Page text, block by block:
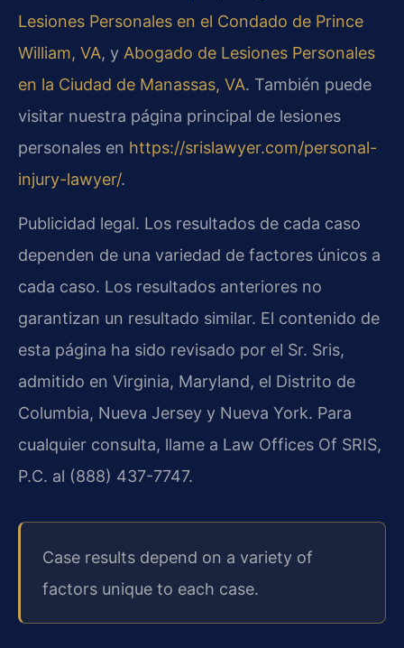
Lesiones Personales en el Condado de Prince
William, VA, y Abogado de Lesiones Personales
en la Ciudad de Manassas, VA. También puede
visitar nuestra página principal de lesiones
personales en https://srislawyer.com/personal-
injury-lawyer/.
Publicidad legal. Los resultados de cada caso
dependen de una variedad de factores únicos a
cada caso. Los resultados anteriores no
garantizan un resultado similar. El contenido de
esta página ha sido revisado por el Sr. Sris,
admitido en Virginia, Maryland, el Distrito de
Columbia, Nueva Jersey y Nueva York. Para
cualquier consulta, llame a Law Offices Of SRIS,
P.C. al (888) 437-7747.
Case results depend on a variety of
factors unique to each case.